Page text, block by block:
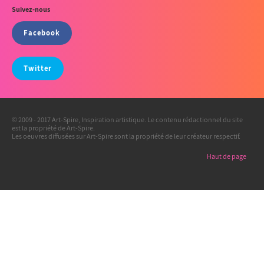
Suivez-nous
Facebook
Twitter
© 2009 - 2017 Art-Spire, Inspiration artistique. Le contenu rédactionnel du site
est la propriété de Art-Spire.
Les oeuvres diffusées sur Art-Spire sont la propriété de leur créateur respectif.
Haut de page